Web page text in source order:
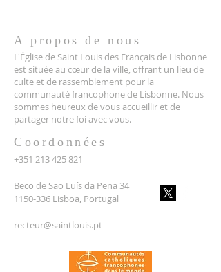
A propos de nous
L'Église de Saint Louis des Français de Lisbonne
est située au cœur de la ville, offrant un lieu de
culte et de rassemblement pour la
communauté francophone de Lisbonne. Nous
sommes heureux de vous accueillir et de
partager notre foi avec vous.
Coordonnées
+351 213 425 821
Beco de São Luís da Pena 34
1150-336 Lisboa, Portugal
recteur@saintlouis.pt